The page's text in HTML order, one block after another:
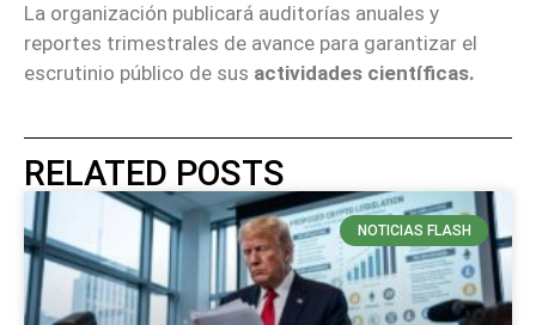
La organización publicará auditorías anuales y
reportes trimestrales de avance para garantizar el
escrutinio público de sus actividades científicas.
RELATED POSTS
NOTICIAS FLASH